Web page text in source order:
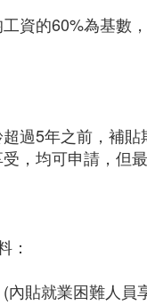
資的60%為基數
過5年之前，補
，均可申請，但
：
貼就業困難人員